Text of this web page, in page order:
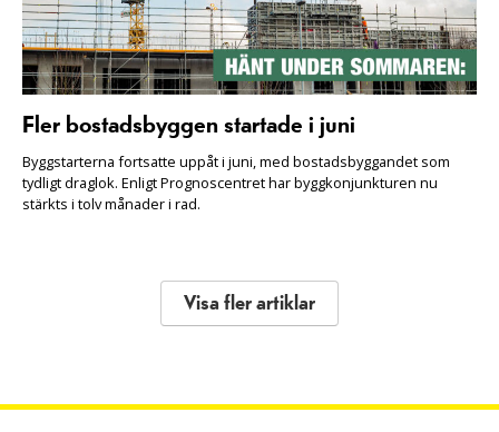
Fler bostadsbyggen startade i juni
Byggstarterna fortsatte uppåt i juni, med bostadsbyggandet som
tydligt draglok. Enligt Prognoscentret har byggkonjunkturen nu
stärkts i tolv månader i rad.
Visa fler artiklar